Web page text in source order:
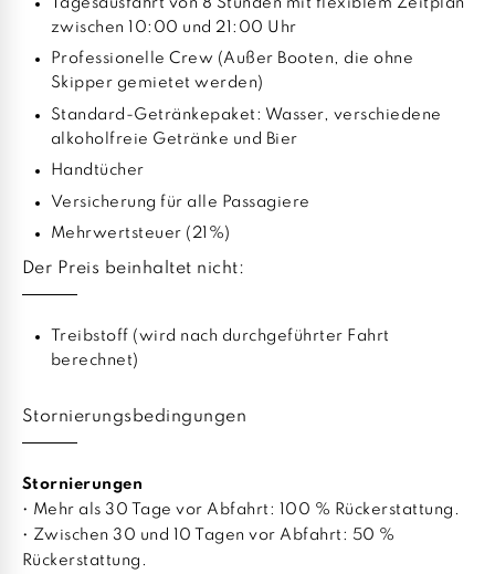
zwischen 10:00 und 21:00 Uhr
Professionelle Crew (Außer Booten, die ohne
Skipper gemietet werden)
Standard-Getränkepaket: Wasser, verschiedene
alkoholfreie Getränke und Bier
Handtücher
Versicherung für alle Passagiere
Mehrwertsteuer (21%)
Der Preis beinhaltet nicht:
Treibstoff (wird nach durchgeführter Fahrt
berechnet)
Stornierungsbedingungen
Stornierungen
• Mehr als 30 Tage vor Abfahrt: 100 % Rückerstattung.
• Zwischen 30 und 10 Tagen vor Abfahrt: 50 %
Rückerstattung.